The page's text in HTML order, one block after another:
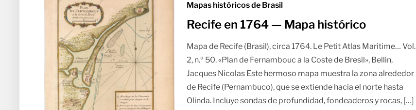
Mapas históricos de Brasil
Recife en 1764 — Mapa histórico
Mapa de Recife (Brasil), circa 1764. Le Petit Atlas Maritime… Vol.
2, n.º 50. «Plan de Fernambouc a la Coste de Bresil», Bellin,
Jacques Nicolas Este hermoso mapa muestra la zona alrededor
de Recife (Pernambuco), que se extiende hacia el norte hasta
Olinda. Incluye sondas de profundidad, fondeaderos y rocas, […]